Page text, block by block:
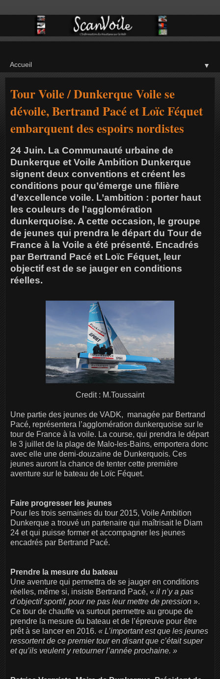
▼
Tour Voile / Dunkerque Voile se
dévoile, Bertrand Pacé et Loïc Féquet
embarquent des espoirs nordistes
24 Juin. La Communauté urbaine de
Dunkerque et Voile Ambition Dunkerque
signent deux conventions et créent les
conditions pour qu’émerge une filière
d’excellence voile. L’ambition : porter haut
les couleurs de l’agglomération
dunkerquoise. A cette occasion, le groupe
de jeunes qui prendra le départ du Tour de
France à la Voile a été présenté. Encadrés
par Bertrand Pacé et Loïc Féquet, leur
objectif est de se jauger en conditions
réelles.
Credit : M.Toussaint
Une partie des jeunes de VADK, managée par Bertrand
Pacé, représentera l’agglomération dunkerquoise sur le
tour de France à la voile. La course, qui prendra le départ
le 3 juillet de la plage de Malo-les-Bains, emportera donc
avec elle une demi-douzaine de Dunkerquois. Ces
jeunes auront la chance de tenter cette première
aventure sur le bateau de Loïc Féquet.
Faire progresser les jeunes
Pour les trois semaines du tour 2015, Voile Ambition
Dunkerque a trouvé un partenaire qui maîtrisait le Diam
24 et qui puisse former et accompagner les jeunes
encadrés par Bertrand Pacé.
Prendre la mesure du bateau
Une aventure qui permettra de se jauger en conditions
réelles, même si, insiste Bertrand Pacé, « il n’y a pas
d’objectif sportif, pour ne pas leur mettre de pression ».
Ce tour de chauffe va surtout permettre au groupe de
prendre la mesure du bateau et de l’épreuve pour être
prêt à se lancer en 2016. « L’important est que les jeunes
ressortent de ce premier tour en disant que c’était super
et qu’ils veulent y retourner l’année prochaine. »